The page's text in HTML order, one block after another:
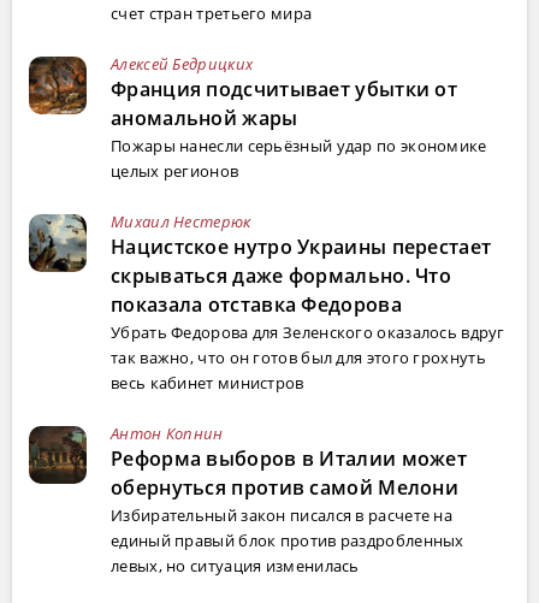
счет стран третьего мира
Алексей Бедрицких
Франция подсчитывает убытки от
аномальной жары
Пожары нанесли серьёзный удар по экономике
целых регионов
Михаил Нестерюк
Нацистское нутро Украины перестает
скрываться даже формально. Что
показала отставка Федорова
Убрать Федорова для Зеленского оказалось вдруг
так важно, что он готов был для этого грохнуть
весь кабинет министров
Антон Копнин
Реформа выборов в Италии может
обернуться против самой Мелони
Избирательный закон писался в расчете на
единый правый блок против раздробленных
левых, но ситуация изменилась